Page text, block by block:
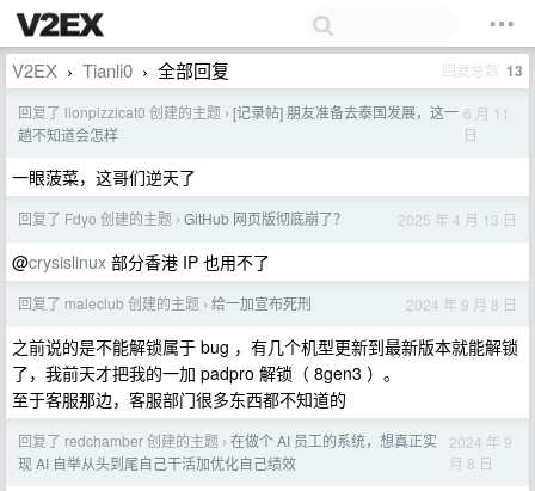
V2EX › Tianli0 › 全部回复 回复总数 13
回复了 lionpizzicat0 创建的主题 › [记录帖] 朋友准备去泰国发展，这一
趟不知道会怎样
6 月 11
日
一眼菠菜，这哥们逆天了
回复了 Fdyo 创建的主题 › GitHub 网页版彻底崩了？ 2025 年 4 月 13 日
@crysislinux 部分香港 IP 也用不了
回复了 maleclub 创建的主题 › 给一加宣布死刑 2024 年 9 月 8 日
之前说的是不能解锁属于 bug ，有几个机型更新到最新版本就能解锁
了，我前天才把我的一加 padpro 解锁（ 8gen3 ）。
至于客服那边，客服部门很多东西都不知道的
回复了 redchamber 创建的主题 › 在做个 AI 员工的系统，想真正实
现 AI 自举从头到尾自己干活加优化自己绩效
2024 年 9
月 8 日